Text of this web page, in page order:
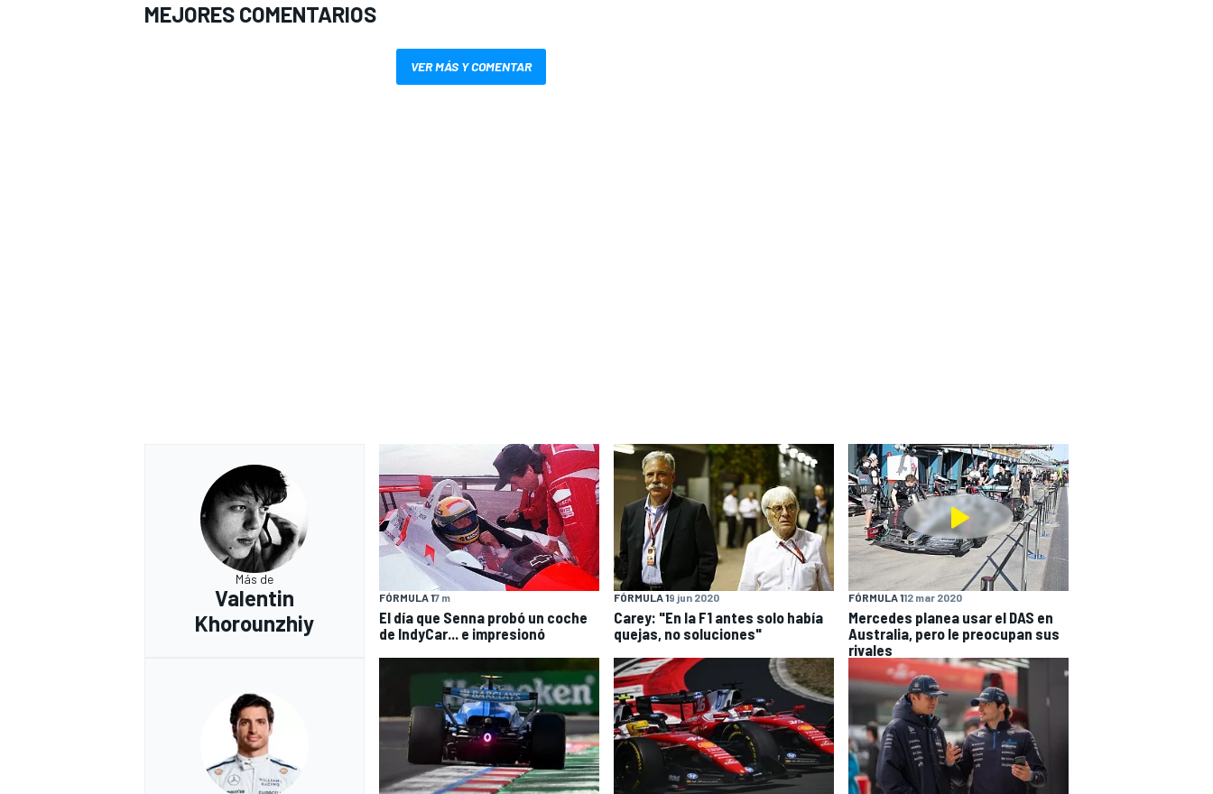
MEJORES COMENTARIOS
VER MÁS Y COMENTAR
Más de
Valentin
Khorounzhiy
FÓRMULA 17 m
El día que Senna probó un coche
de IndyCar... e impresionó
FÓRMULA 19 jun 2020
Carey: "En la F1 antes solo había
quejas, no soluciones"
FÓRMULA 112 mar 2020
Mercedes planea usar el DAS en
Australia, pero le preocupan sus
rivales